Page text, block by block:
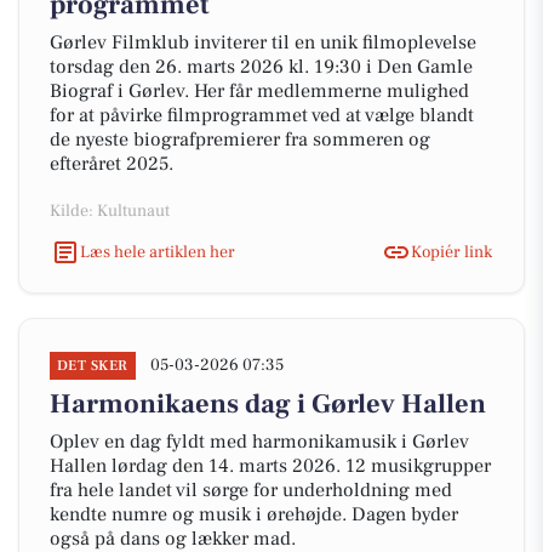
Gørlev Filmklub inviterer til en unik filmoplevelse
torsdag den 26. marts 2026 kl. 19:30 i Den Gamle
Biograf i Gørlev. Her får medlemmerne mulighed
for at påvirke filmprogrammet ved at vælge blandt
de nyeste biografpremierer fra sommeren og
efteråret 2025.
Kilde: Kultunaut
Læs hele artiklen her
Kopiér link
DET SKER 05-03-2026 07:35
Harmonikaens dag i Gørlev Hallen
Oplev en dag fyldt med harmonikamusik i Gørlev
Hallen lørdag den 14. marts 2026. 12 musikgrupper
fra hele landet vil sørge for underholdning med
kendte numre og musik i ørehøjde. Dagen byder
også på dans og lækker mad.